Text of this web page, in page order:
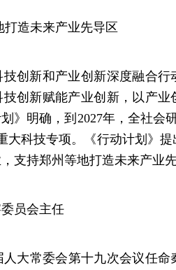
造未来产业先导区
创新和产业创新深度融合
创新赋能产业创新，以产
》明确，到2027年，全社会
大科技专项。《行动计划》
支持郑州等地打造未来产业
员会主任
大常委会第十九次会议任